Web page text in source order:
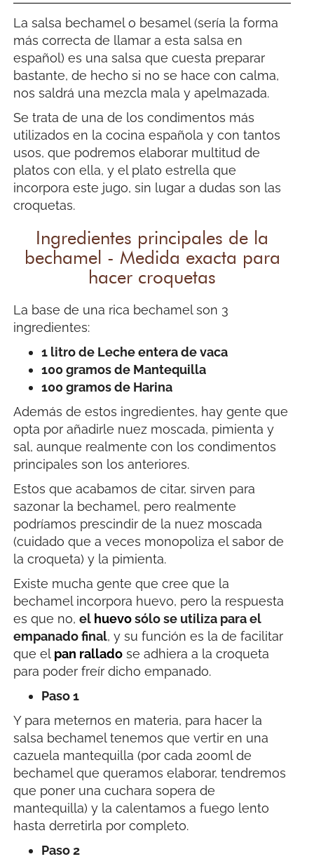
La salsa bechamel o besamel (sería la forma
más correcta de llamar a esta salsa en
español) es una salsa que cuesta preparar
bastante, de hecho si no se hace con calma,
nos saldrá una mezcla mala y apelmazada.
Se trata de una de los condimentos más
utilizados en la cocina española y con tantos
usos, que podremos elaborar multitud de
platos con ella, y el plato estrella que
incorpora este jugo, sin lugar a dudas son las
croquetas.
Ingredientes principales de la
bechamel - Medida exacta para
hacer croquetas
La base de una rica bechamel son 3
ingredientes:
1 litro de Leche entera de vaca
100 gramos de Mantequilla
100 gramos de Harina
Además de estos ingredientes, hay gente que
opta por añadirle nuez moscada, pimienta y
sal, aunque realmente con los condimentos
principales son los anteriores.
Estos que acabamos de citar, sirven para
sazonar la bechamel, pero realmente
podríamos prescindir de la nuez moscada
(cuidado que a veces monopoliza el sabor de
la croqueta) y la pimienta.
Existe mucha gente que cree que la
bechamel incorpora huevo, pero la respuesta
es que no,el huevosólo se utiliza para el
empanado final, y su función es la de facilitar
que el pan rallado se adhiera a la croqueta
para poder freír dicho empanado.
Paso 1
Y para meternos en materia, para hacer la
salsa bechamel tenemos que vertir en una
cazuela mantequilla (por cada 200ml de
bechamel que queramos elaborar, tendremos
que poner una cuchara sopera de
mantequilla) y la calentamos a fuego lento
hasta derretirla por completo.
Paso 2